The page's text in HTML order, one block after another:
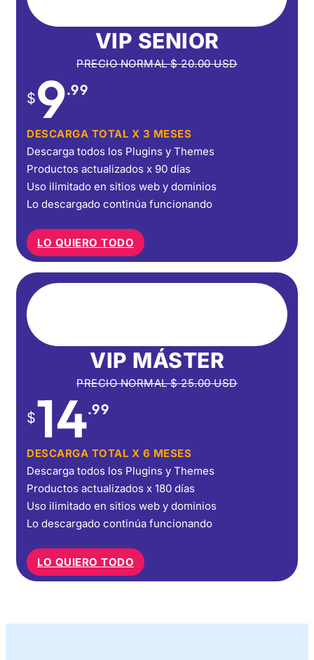
VIP SENIOR
PRECIO NORMAL$20.00USD
$9.99
DESCARGA TOTAL X 3 MESES
Descarga todos los Plugins y Themes
Productos actualizados x 90 días
Uso ilimitado en sitios web y dominios
Lo descargado continúa funcionando
LO QUIERO TODO
VIP MÁSTER
PRECIO NORMAL$25.00USD
$14.99
DESCARGA TOTAL X 6 MESES
Descarga todos los Plugins y Themes
Productos actualizados x 180 días
Uso ilimitado en sitios web y dominios
Lo descargado continúa funcionando
LO QUIERO TODO